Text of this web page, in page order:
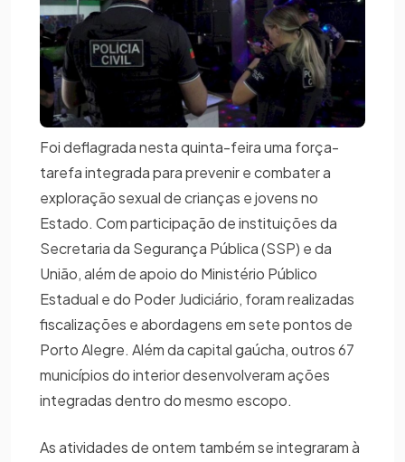
Foi deflagrada nesta quinta-feira uma força-
tarefa integrada para prevenir e combater a
exploração sexual de crianças e jovens no
Estado. Com participação de instituições da
Secretaria da Segurança Pública (SSP) e da
União, além de apoio do Ministério Público
Estadual e do Poder Judiciário, foram realizadas
fiscalizações e abordagens em sete pontos de
Porto Alegre. Além da capital gaúcha, outros 67
municípios do interior desenvolveram ações
integradas dentro do mesmo escopo.
As atividades de ontem também se integraram à